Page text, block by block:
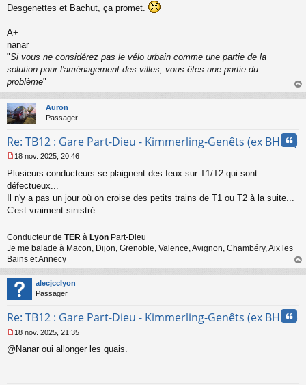
l
Desgenettes et Bachut, ça promet.
A+
nanar
"Si vous ne considérez pas le vélo urbain comme une partie de la
solution pour l'aménagement des villes, vous êtes une partie du
problème"
au
Auron
Passager
Re: TB12 : Gare Part-Dieu - Kimmerling-Genêts (ex BHNS)
e
s
g
n
o
n
u
18 nov. 2025, 20:46
Plusieurs conducteurs se plaignent des feux sur T1/T2 qui sont
défectueux...
Il n'y a pas un jour où on croise des petits trains de T1 ou T2 à la suite...
C'est vraiment sinistré...
Conducteur de TER à Lyon Part-Dieu
Je me balade à Macon, Dijon, Grenoble, Valence, Avignon, Chambéry, Aix les
Bains et Annecy
au
alecjcclyon
Passager
Re: TB12 : Gare Part-Dieu - Kimmerling-Genêts (ex BHNS)
e
18 nov. 2025, 21:35
@Nanar oui allonger les quais.